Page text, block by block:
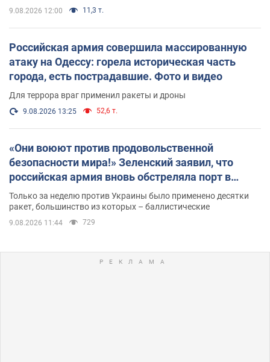
9.08.2026 12:00 11,3 т.
Российская армия совершила массированную
атаку на Одессу: горела историческая часть
города, есть пострадавшие. Фото и видео
Для террора враг применил ракеты и дроны
9.08.2026 13:25 52,6 т.
«Они воюют против продовольственной
безопасности мира!» Зеленский заявил, что
российская армия вновь обстреляла порт в
Одессе
Только за неделю против Украины было применено десятки
ракет, большинство из которых – баллистические
9.08.2026 11:44 729